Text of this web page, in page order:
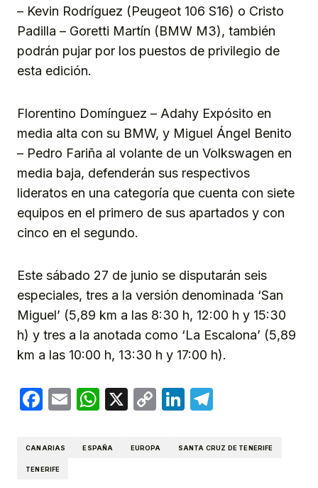
– Kevin Rodríguez (Peugeot 106 S16) o Cristo
Padilla – Goretti Martín (BMW M3), también
podrán pujar por los puestos de privilegio de
esta edición.
Florentino Domínguez – Adahy Expósito en
media alta con su BMW, y Miguel Ángel Benito
– Pedro Fariña al volante de un Volkswagen en
media baja, defenderán sus respectivos
lideratos en una categoría que cuenta con siete
equipos en el primero de sus apartados y con
cinco en el segundo.
Este sábado 27 de junio se disputarán seis
especiales, tres a la versión denominada ‘San
Miguel’ (5,89 km a las 8:30 h, 12:00 h y 15:30
h) y tres a la anotada como ‘La Escalona’ (5,89
km a las 10:00 h, 13:30 h y 17:00 h).
Facebook
EmailWhatsApp
X
CopyLinkedIn
CANARIAS ESPAÑA EUROPA SANTA CRUZ DE TENERIFE
TENERIFE